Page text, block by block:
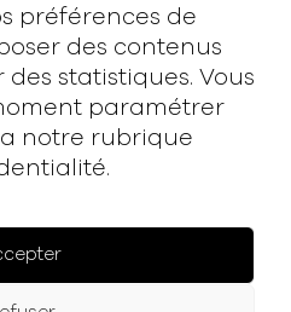
préférences de
des contenus
statistiques. Vous
paramétrer
notre rubrique
légales